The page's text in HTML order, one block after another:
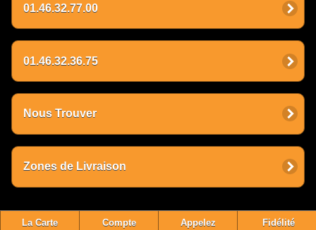
01.46.32.77.00
01.46.32.36.75
Nous Trouver
Zones de Livraison
La Carte Compte Appelez Fidélité